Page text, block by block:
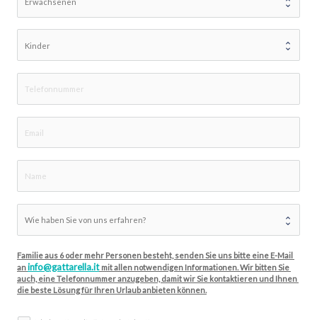
Familie aus 6 oder mehr Personen besteht, senden Sie uns bitte eine E-Mail
an info@gattarella.it mit allen notwendigen Informationen. Wir bitten Sie
auch, eine Telefonnummer anzugeben, damit wir Sie kontaktieren und Ihnen
die beste Lösung für Ihren Urlaub anbieten können.